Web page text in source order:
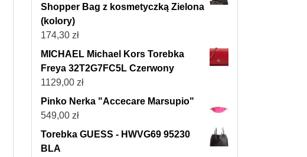
Shopper Bag z kosmetyczką Zielona
(kolory)
174,30 zł
MICHAEL Michael Kors Torebka
Freya 32T2G7FC5L Czerwony
1129,00 zł
Pinko Nerka "Accecare Marsupio"
549,00 zł
Torebka GUESS - HWVG69 95230
BLA